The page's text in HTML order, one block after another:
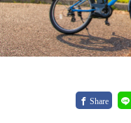
Share